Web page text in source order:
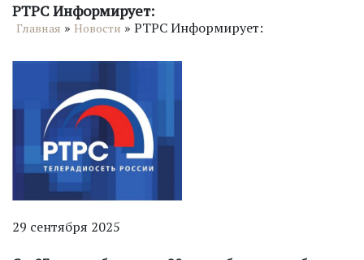
РТРС Информирует:
Главная » Новости » РТРС Информирует:
29 сентября 2025